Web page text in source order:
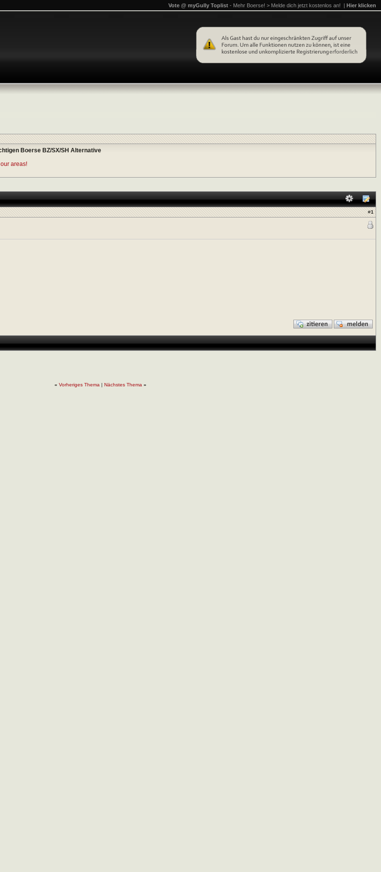
Vote @ myGully Toplist - Mehr Boerse! > Melde dich jetzt kostenlos an! | Hier klicken
Boerse BZ/SX/SH Alternative
areas!
#1
« Vorheriges Thema| Nächstes Thema »